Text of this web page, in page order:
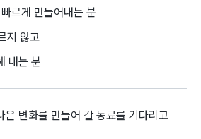
르게 만들어내는 분
지 않고
내는 분
은 변화를 만들어 갈 동료를 기다리고